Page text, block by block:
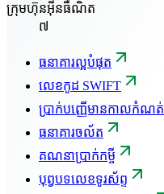
ក្រុមហ៊ុនអ៊ីនធឺណិត
៧
ធនាគារល្អបំផុត
លេខកូដ SWIFT
ប្រាក់បញ្ញើមានកាលកំណត់
ធនាគារចល័ត
គណនាប្រាក់កម្ចី
បុព្វបទលេខទូរស័ព្ទ